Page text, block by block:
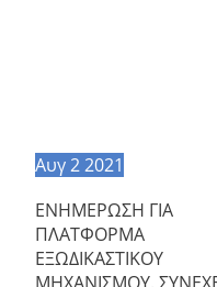
Αυγ22021
ΕΝΗΜΕΡΩΣΗ ΓΙΑ
ΠΛΑΤΦΟΡΜΑ
ΕΞΩΔΙΚΑΣΤΙΚΟΥ